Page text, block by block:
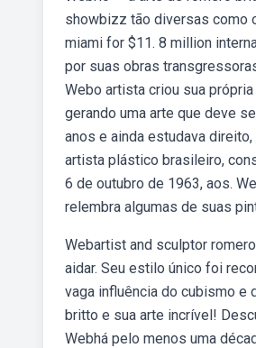
showbizz tão diversas como
miami for $11. 8 million
por suas obras
Webo artista criou sua
gerando uma arte que deve
anos e ainda estudava
artista plástico brasileiro,
6 de outubro de 1963, aos.
relembra algumas de suas
Webartist and sculptor
aidar. Seu estilo único foi
vaga influência do cubismo e
britto e sua arte incrível!
Webhá pelo menos uma